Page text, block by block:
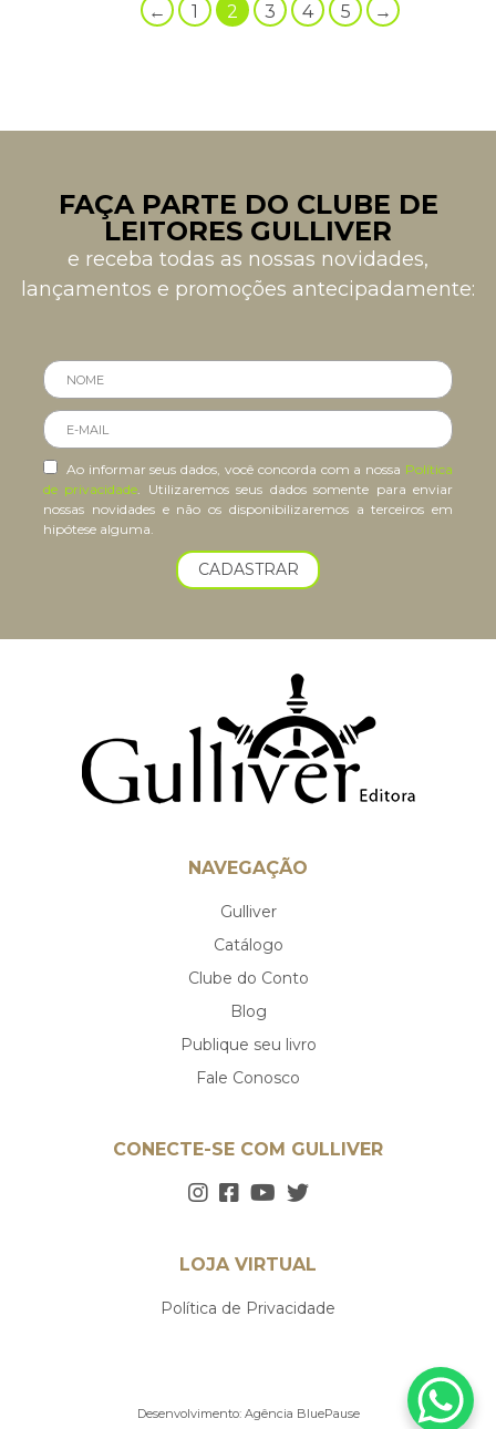
← 1 2 3 4 5 →
FAÇA PARTE DO CLUBE DE
LEITORES GULLIVER
e receba todas as nossas novidades,
lançamentos e promoções antecipadamente:
Ao informar seus dados, você concorda com a nossa Política
de privacidade. Utilizaremos seus dados somente para enviar
nossas novidades e não os disponibilizaremos a terceiros em
hipótese alguma.
CADASTRAR
NAVEGAÇÃO
Gulliver
Catálogo
Clube do Conto
Blog
Publique seu livro
Fale Conosco
CONECTE-SE COM GULLIVER
LOJA VIRTUAL
Política de Privacidade
Desenvolvimento: Agência BluePause